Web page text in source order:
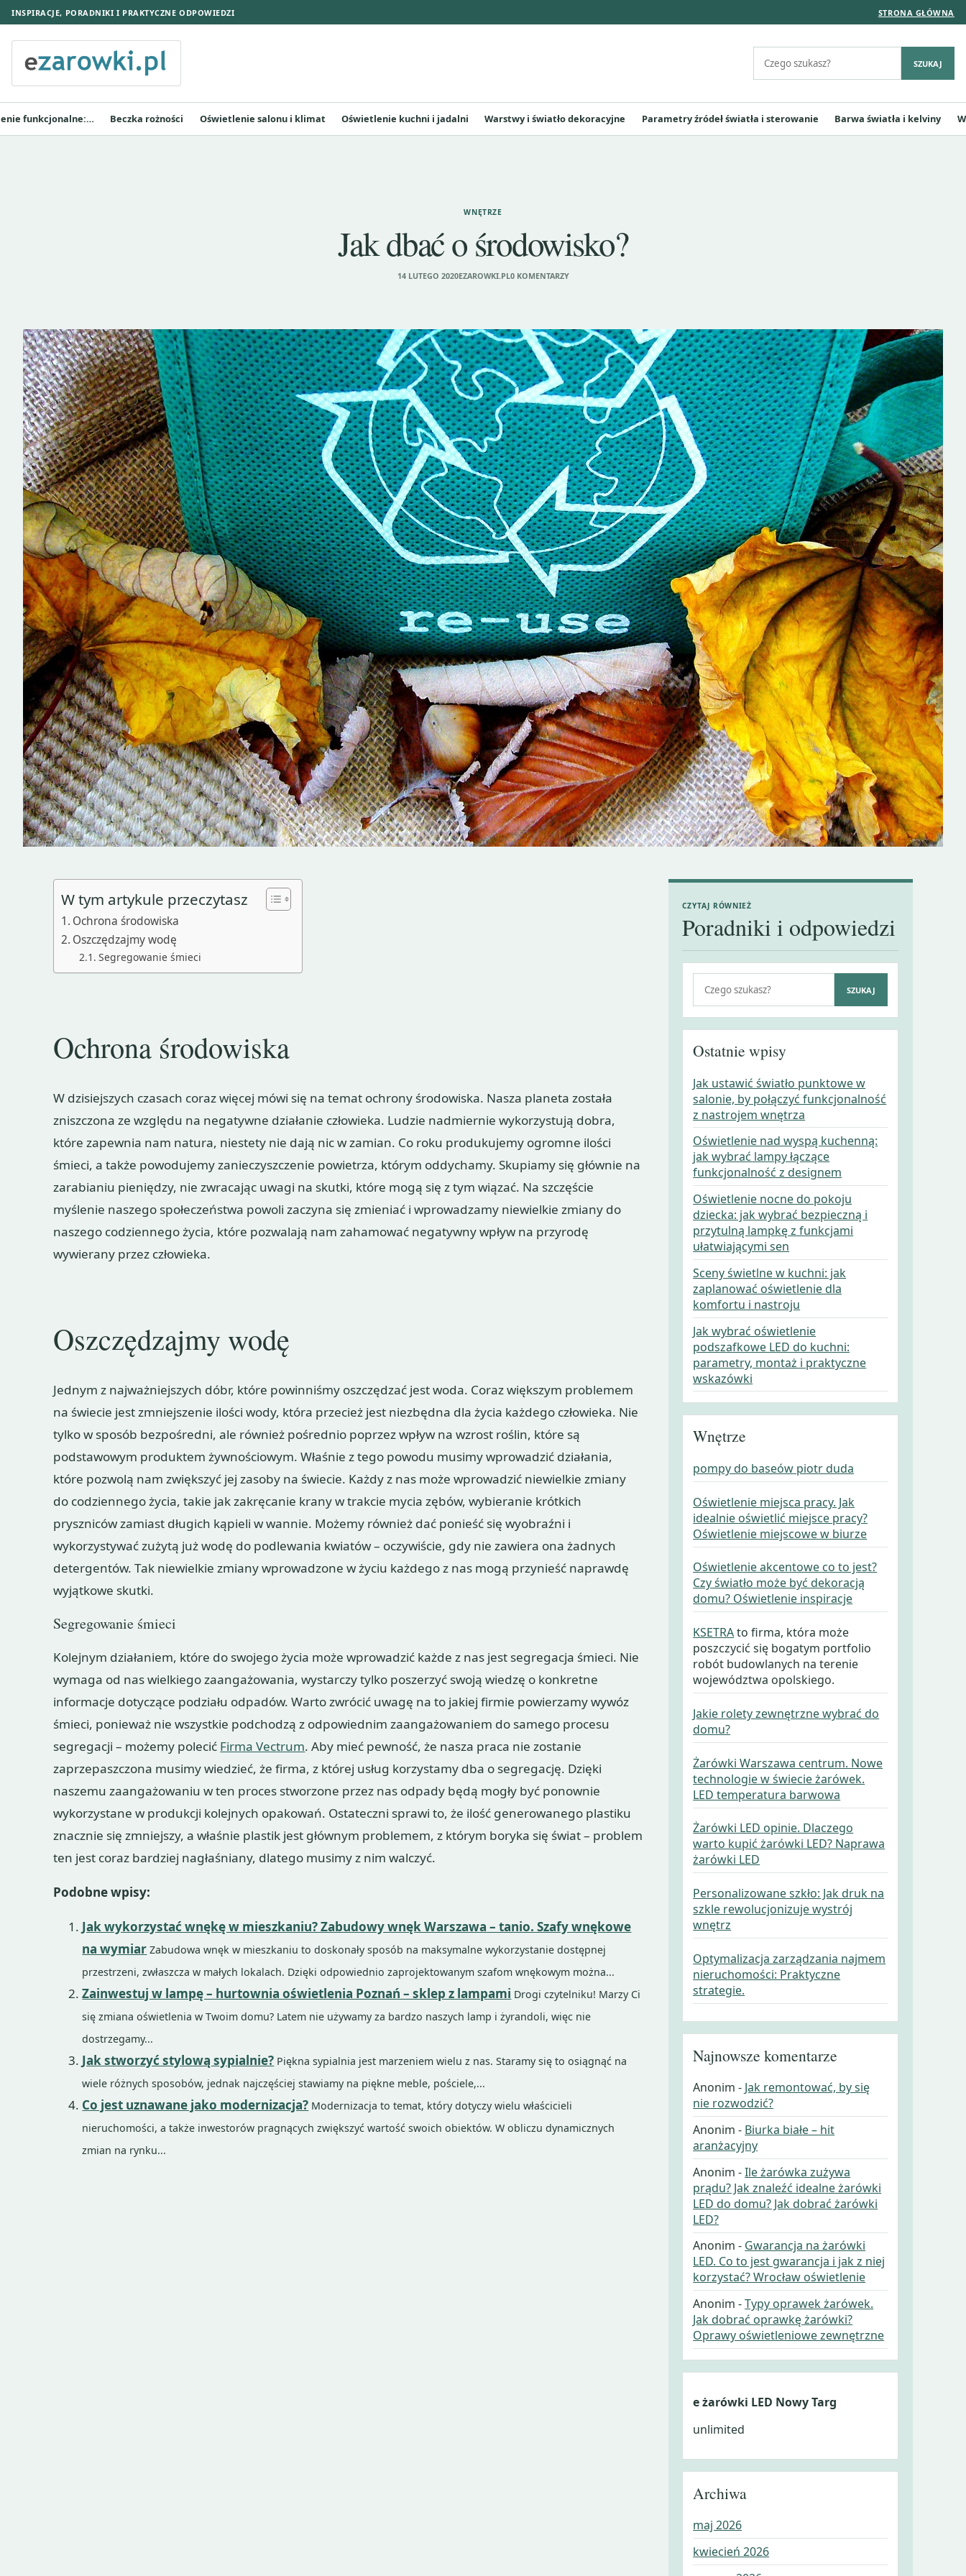
INSPIRACJE, PORADNIKI I PRAKTYCZNE ODPOWIEDZI STRONA GŁÓWNA
SZUKAJ
funkcjonalne:… Beczka rożności Oświetlenie salonu i klimat Oświetlenie kuchni i jadalni Warstwy i światło dekoracyjne Parametry źródeł światła i sterowanie Barwa światła i kelviny
WNĘTRZE
Jak dbać o środowisko?
14 LUTEGO 2020EZAROWKI.PL0 KOMENTARZY
W tym artykule przeczytasz
Ochrona środowiska
Oszczędzajmy wodę
Segregowanie śmieci
Ochrona środowiska
W dzisiejszych czasach coraz więcej mówi się na temat ochrony środowiska. Nasza planeta została
zniszczona ze względu na negatywne działanie człowieka. Ludzie nadmiernie wykorzystują dobra,
które zapewnia nam natura, niestety nie dają nic w zamian. Co roku produkujemy ogromne ilości
śmieci, a także powodujemy zanieczyszczenie powietrza, którym oddychamy. Skupiamy się głównie na
zarabianiu pieniędzy, nie zwracając uwagi na skutki, które mogą się z tym wiązać. Na szczęście
myślenie naszego społeczeństwa powoli zaczyna się zmieniać i wprowadzamy niewielkie zmiany do
naszego codziennego życia, które pozwalają nam zahamować negatywny wpływ na przyrodę
wywierany przez człowieka.
Oszczędzajmy wodę
Jednym z najważniejszych dóbr, które powinniśmy oszczędzać jest woda. Coraz większym problemem
na świecie jest zmniejszenie ilości wody, która przecież jest niezbędna dla życia każdego człowieka. Nie
tylko w sposób bezpośredni, ale również pośrednio poprzez wpływ na wzrost roślin, które są
podstawowym produktem żywnościowym. Właśnie z tego powodu musimy wprowadzić działania,
które pozwolą nam zwiększyć jej zasoby na świecie. Każdy z nas może wprowadzić niewielkie zmiany
do codziennego życia, takie jak zakręcanie krany w trakcie mycia zębów, wybieranie krótkich
pryszniców zamiast długich kąpieli w wannie. Możemy również dać ponieść się wyobraźni i
wykorzystywać zużytą już wodę do podlewania kwiatów – oczywiście, gdy nie zawiera ona żadnych
detergentów. Tak niewielkie zmiany wprowadzone w życiu każdego z nas mogą przynieść naprawdę
wyjątkowe skutki.
Segregowanie śmieci
Kolejnym działaniem, które do swojego życia może wprowadzić każde z nas jest segregacja śmieci. Nie
wymaga od nas wielkiego zaangażowania, wystarczy tylko poszerzyć swoją wiedzę o konkretne
informacje dotyczące podziału odpadów. Warto zwrócić uwagę na to jakiej firmie powierzamy wywóz
śmieci, ponieważ nie wszystkie podchodzą z odpowiednim zaangażowaniem do samego procesu
segregacji – możemy polecić Firma Vectrum. Aby mieć pewność, że nasza praca nie zostanie
zaprzepaszczona musimy wiedzieć, że firma, z której usług korzystamy dba o segregację. Dzięki
naszemu zaangażowaniu w ten proces stworzone przez nas odpady będą mogły być ponownie
wykorzystane w produkcji kolejnych opakowań. Ostateczni sprawi to, że ilość generowanego plastiku
znacznie się zmniejszy, a właśnie plastik jest głównym problemem, z którym boryka się świat – problem
ten jest coraz bardziej nagłaśniany, dlatego musimy z nim walczyć.
Podobne wpisy:
Jak wykorzystać wnękę w mieszkaniu? Zabudowy wnęk Warszawa – tanio. Szafy wnękowe
na wymiar Zabudowa wnęk w mieszkaniu to doskonały sposób na maksymalne wykorzystanie dostępnej
przestrzeni, zwłaszcza w małych lokalach. Dzięki odpowiednio zaprojektowanym szafom wnękowym można...
Zainwestuj w lampę – hurtownia oświetlenia Poznań – sklep z lampami Drogi czytelniku! Marzy Ci
się zmiana oświetlenia w Twoim domu? Latem nie używamy za bardzo naszych lamp i żyrandoli, więc nie
dostrzegamy...
Jak stworzyć stylową sypialnie? Piękna sypialnia jest marzeniem wielu z nas. Staramy się to osiągnąć na
wiele różnych sposobów, jednak najczęściej stawiamy na piękne meble, pościele,...
Co jest uznawane jako modernizacja? Modernizacja to temat, który dotyczy wielu właścicieli
nieruchomości, a także inwestorów pragnących zwiększyć wartość swoich obiektów. W obliczu dynamicznych
zmian na rynku...
CZYTAJ RÓWNIEŻ
Poradniki i odpowiedzi
SZUKAJ
Ostatnie wpisy
Jak ustawić światło punktowe w
salonie, by połączyć funkcjonalność
z nastrojem wnętrza
Oświetlenie nad wyspą kuchenną:
jak wybrać lampy łączące
funkcjonalność z designem
Oświetlenie nocne do pokoju
dziecka: jak wybrać bezpieczną i
przytulną lampkę z funkcjami
ułatwiającymi sen
Sceny świetlne w kuchni: jak
zaplanować oświetlenie dla
komfortu i nastroju
Jak wybrać oświetlenie
podszafkowe LED do kuchni:
parametry, montaż i praktyczne
wskazówki
Wnętrze
pompy do baseów piotr duda
Oświetlenie miejsca pracy. Jak
idealnie oświetlić miejsce pracy?
Oświetlenie miejscowe w biurze
Oświetlenie akcentowe co to jest?
Czy światło może być dekoracją
domu? Oświetlenie inspiracje
KSETRAto firma, która może
poszczycić się bogatym portfolio
robót budowlanych na terenie
województwa opolskiego.
Jakie rolety zewnętrzne wybrać do
domu?
Żarówki Warszawa centrum. Nowe
technologie w świecie żarówek.
LED temperatura barwowa
Żarówki LED opinie. Dlaczego
warto kupić żarówki LED? Naprawa
żarówki LED
Personalizowane szkło: Jak druk na
szkle rewolucjonizuje wystrój
wnętrz
Optymalizacja zarządzania najmem
nieruchomości: Praktyczne
strategie.
Najnowsze komentarze
Anonim - Jak remontować, by się
nie rozwodzić?
Anonim - Biurka białe – hit
aranżacyjny
Anonim -Ile żarówka zużywa
prądu? Jak znaleźć idealne żarówki
LED do domu? Jak dobrać żarówki
LED?
Anonim - Gwarancja na żarówki
LED. Co to jest gwarancja i jak z niej
korzystać? Wrocław oświetlenie
Anonim -Typy oprawek żarówek.
Jak dobrać oprawkę żarówki?
Oprawy oświetleniowe zewnętrzne
e żarówki LED Nowy Targ
unlimited
Archiwa
maj 2026
kwiecień 2026